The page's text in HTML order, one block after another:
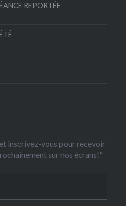
REPORTÉE
inscrivez-vous pour recevoir
sur nos écrans!"